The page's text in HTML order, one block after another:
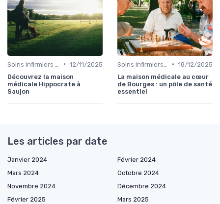
• 12/11/2025
Découvrez la maison
médicale Hippocrate à
Saujon
• 18/12/2025
La maison médicale au cœur
de Bourges : un pôle de santé
essentiel
Les articles par date
Janvier 2024
Février 2024
Mars 2024
Octobre 2024
Novembre 2024
Décembre 2024
Février 2025
Mars 2025